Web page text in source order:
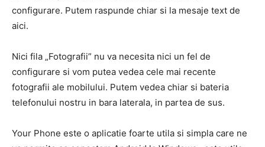
configurare. Putem raspunde chiar si la mesaje text de
aici.
Nici fila „Fotografii” nu va necesita nici un fel de
configurare si vom putea vedea cele mai recente
fotografii ale mobilului. Putem vedea chiar si bateria
telefonului nostru in bara laterala, in partea de sus.
Your Phone este o aplicatie foarte utila si simpla care ne